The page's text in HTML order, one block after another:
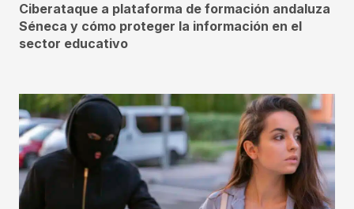
Ciberataque a plataforma de formación andaluza
Séneca y cómo proteger la información en el
sector educativo